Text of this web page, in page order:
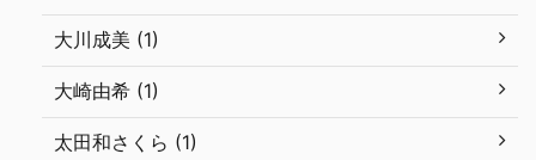
大川成美 (1)
大崎由希 (1)
太田和さくら (1)